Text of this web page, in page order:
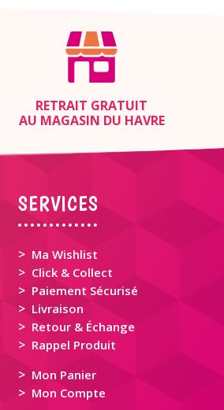
RETRAIT GRATUIT
AU MAGASIN DU HAVRE
SERVICES
> Ma Wishlist
> Click & Collect
> Paiement Sécurisé
> Livraison
> Retour & Échange
> Rappel Produit
> Mon Panier
> Mon Compte